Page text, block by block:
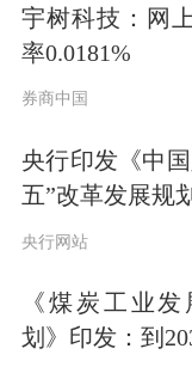
产业带动有
创新相对滞后
的“金钥匙”。
中国（内蒙
围为119.74
满洲里、二
宇树科技：网
率0.0181%
券商中国
央行印发《中
五”改革发展规
央行网站
《煤炭工业
划》印发：到